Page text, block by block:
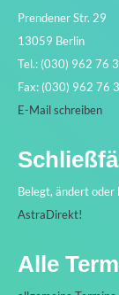
Prendener Str. 29
13059 Berlin
Tel.: (030) 962 76
Fax: (030) 962 76
E-Mail schreiben
Belegt, ändert oder
AstraDirekt!
Alle